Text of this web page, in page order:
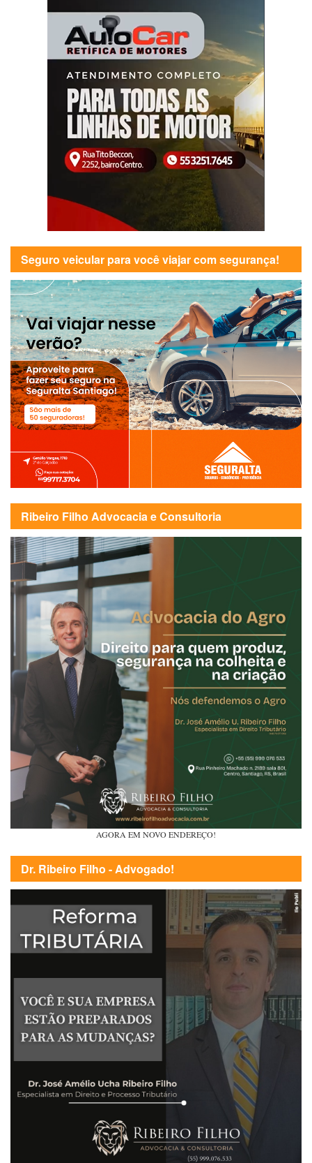
Seguro veicular para você viajar com segurança!
Ribeiro Filho Advocacia e Consultoria
AGORA EM NOVO ENDEREÇO!
Dr. Ribeiro Filho - Advogado!